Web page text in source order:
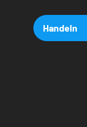
Handeln